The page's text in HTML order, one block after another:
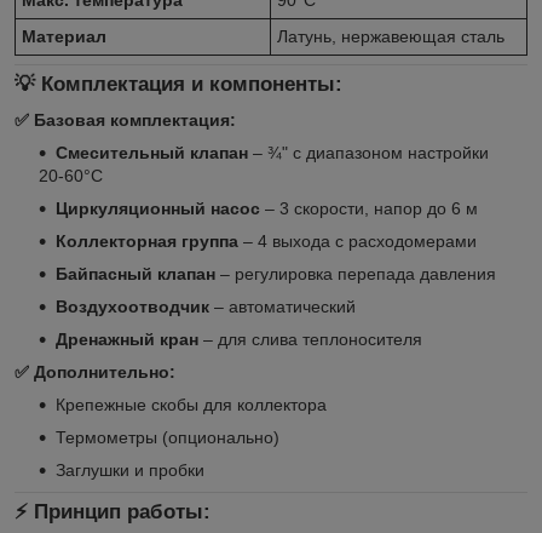
Материал
Латунь, нержавеющая сталь
💡 Комплектация и компоненты:
✅ Базовая комплектация:
Смесительный клапан – ¾" с диапазоном настройки
20-60°C
Циркуляционный насос – 3 скорости, напор до 6 м
Коллекторная группа – 4 выхода с расходомерами
Байпасный клапан – регулировка перепада давления
Воздухоотводчик – автоматический
Дренажный кран – для слива теплоносителя
✅ Дополнительно:
Крепежные скобы для коллектора
Термометры (опционально)
Заглушки и пробки
⚡ Принцип работы: